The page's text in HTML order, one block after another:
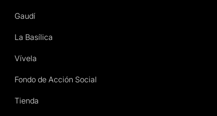
Gaudí
La Basílica
Vívela
Fondo de Acción Social
Tienda